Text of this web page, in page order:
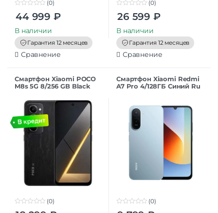
o
t
o
f
5
(0)
44 999 ₽
В наличии
Гарантия 12 месяцев
Сравнение
o
t
o
f
5
(0)
26 599 ₽
В наличии
Гарантия 12 месяцев
Сравнение
Смартфон Xiaomi POCO
M8s 5G 8/256 GB Black
(0)
Смартфон Xiaomi Redmi
A7 Pro 4/128ГБ Синий Ru
(0)